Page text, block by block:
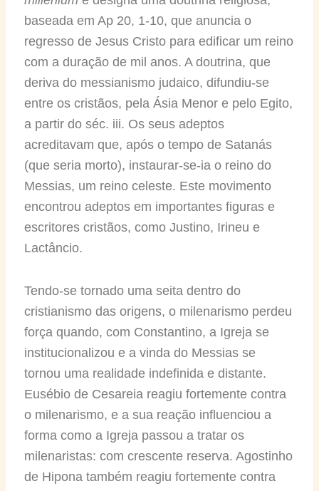
baseada em Ap 20, 1-10, que anuncia o
regresso de Jesus Cristo para edificar um reino
com a duração de mil anos. A doutrina, que
deriva do messianismo judaico, difundiu-se
entre os cristãos, pela Ásia Menor e pelo Egito,
a partir do séc. iii. Os seus adeptos
acreditavam que, após o tempo de Satanás
(que seria morto), instaurar-se-ia o reino do
Messias, um reino celeste. Este movimento
encontrou adeptos em importantes figuras e
escritores cristãos, como Justino, Irineu e
Lactâncio.
Tendo-se tornado uma seita dentro do
cristianismo das origens, o milenarismo perdeu
força quando, com Constantino, a Igreja se
institucionalizou e a vinda do Messias se
tornou uma realidade indefinida e distante.
Eusébio de Cesareia reagiu fortemente contra
o milenarismo, e a sua reação influenciou a
forma como a Igreja passou a tratar os
milenaristas: com crescente reserva. Agostinho
de Hipona também reagiu fortemente contra